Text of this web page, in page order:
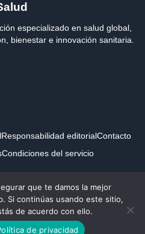
especializado en salud global,
bienestar e innovación sanitaria.
Responsabilidad editorialContacto
Condiciones del servicio
derechos reservados. Desarrollado con
la salud.
que te damos la mejor
Si continúas usando este sitio,
de acuerdo con ello.
de privacidad